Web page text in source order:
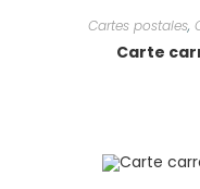
Cartes postales,
Carte